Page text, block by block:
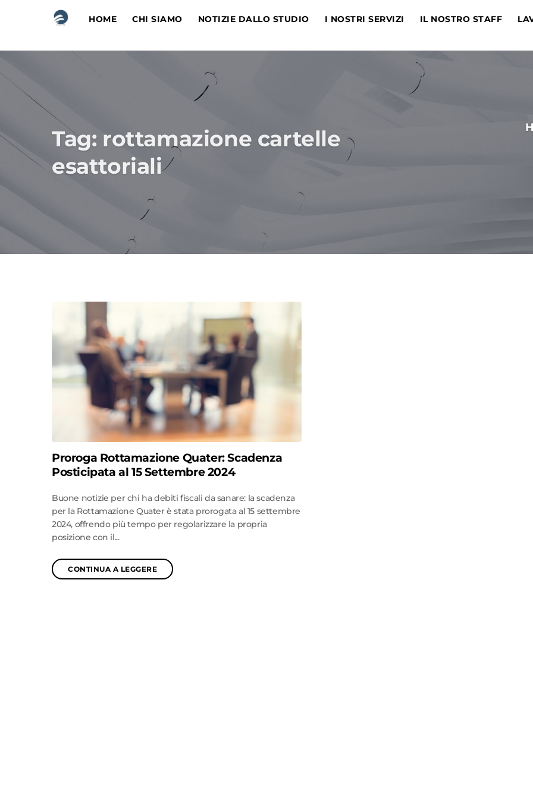
HOME CHI SIAMO NOTIZIE DALLO STUDIO I NOSTRI SERVIZI IL NOSTRO STAFF
Tag: rottamazione cartelle
esattoriali
Proroga Rottamazione Quater: Scadenza
Posticipata al 15 Settembre 2024
Buone notizie per chi ha debiti fiscali da sanare: la scadenza
per la Rottamazione Quater è stata prorogata al 15 settembre
2024, offrendo più tempo per regolarizzare la propria
posizione con il...
CONTINUA A LEGGERE